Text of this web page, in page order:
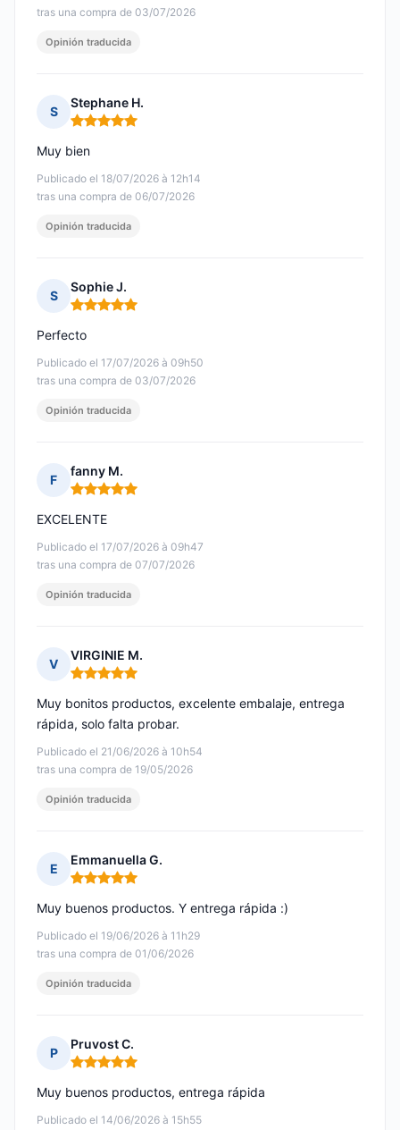
tras una compra de 03/07/2026
Opinión traducida
S
Stephane H.
Nota: 5 de 5
Publicado el 18/07/2026 à 12h14
tras una compra de 06/07/2026
Muy bien
Opinión traducida
S
Sophie J.
Nota: 5 de 5
Publicado el 17/07/2026 à 09h50
tras una compra de 03/07/2026
Perfecto
Opinión traducida
F
fanny M.
Nota: 5 de 5
Publicado el 17/07/2026 à 09h47
tras una compra de 07/07/2026
EXCELENTE
Opinión traducida
V
VIRGINIE M.
Nota: 5 de 5
Publicado el 21/06/2026 à 10h54
tras una compra de 19/05/2026
Muy bonitos productos, excelente embalaje, entrega
rápida, solo falta probar.
Opinión traducida
E
Emmanuella G.
Nota: 5 de 5
Publicado el 19/06/2026 à 11h29
tras una compra de 01/06/2026
Muy buenos productos. Y entrega rápida :)
Opinión traducida
P
Pruvost C.
Nota: 5 de 5
Publicado el 14/06/2026 à 15h55
Muy buenos productos, entrega rápida